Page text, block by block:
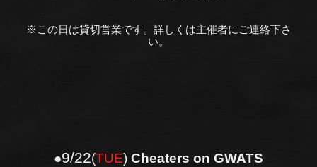
※この日は貸切営業です。詳しくは主催者にご連絡下さ
い。
●9/22(TUE) Cheaters on GWATS